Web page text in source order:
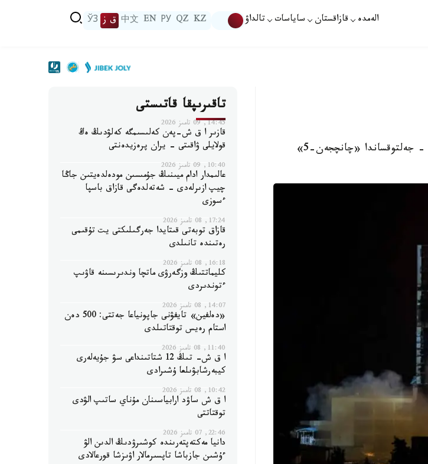
الەمدە قازاقستان ساياسات تالداۋ KZ
QZ
РУ
EN
中文 ق ز ЎЗ
نۇر-سۇلتان. قازاقپارات - قىتايدىڭ ۆەنچان عارىشتىق ۇشۋ ورتالىعى 27 - جەلتوقساندا «چانچجەن-5»
تاقىرىپقا قاتىستى
14:45, 09 تامىز 2026
قازىر ا ق ش-پەن كەلىسىمگە كەلۋدىڭ ەڭ
قولايلى ۋاقىتى - يران پرەزيدەنتى
10:40, 09 تامىز 2026
عالىمدار ادام ميىنىڭ جۇمىسىن مودەلدەيتىن جاڭا
چيپ ازىرلەدى - شەتەلدەگى قازاق باسپا
ءسوزى
17:24, 08 تامىز 2026
قازاق توبەتى قىتايدا جەرگىلىكتى يت تۇقىمى
رەتىندە تانىلدى
16:18, 08 تامىز 2026
كليماتتىڭ وزگەرۋى ماتچا وندىرىسىنە قاۋىپ
ءتوندىردى
14:07, 08 تامىز 2026
«دەلفين» تايفۋنى جاپونياعا جەتتى: 500 دەن
استام رەيس توقتاتىلدى
11:40, 08 تامىز 2026
ا ق ش- تىڭ 12 شتاتىنداعى سۋ جۇيەلەرى
كيبەرشابۋىلعا ۇشىرادى
10:42, 08 تامىز 2026
ا ق ش ساۋد ارابياسىنان مۇناي ساتىپ الۋدى
توقتاتتى
22:46, 07 تامىز 2026
دانيا مەكتەپتەرىندە كوشىرۋدىڭ الدىن الۋ
ءۇشىن جازباشا تاپسىرمالار اۋىزشا قورعالادى